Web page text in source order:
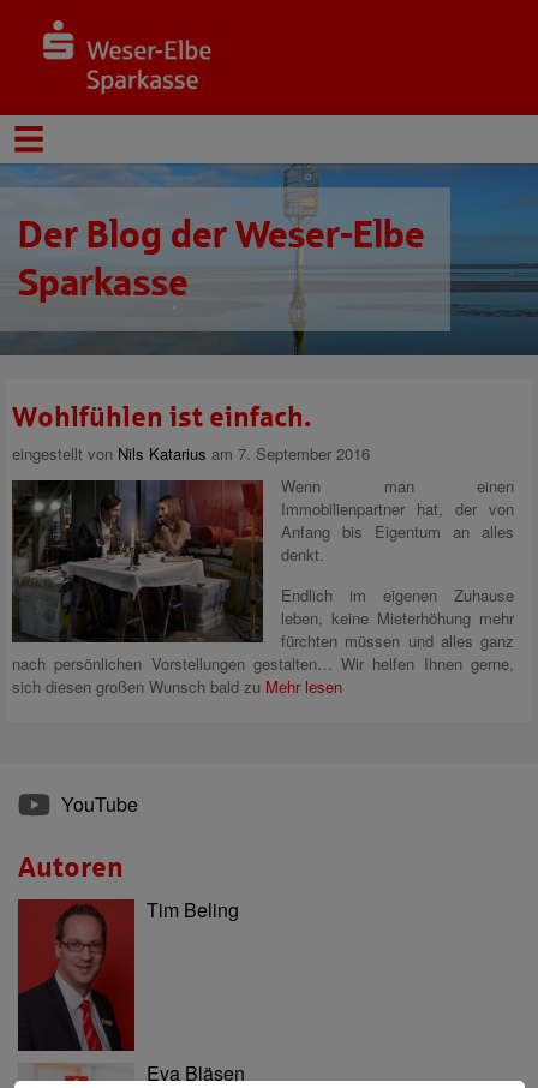
Der Blog der Weser-Elbe
Sparkasse
Wohlfühlen ist einfach.
eingestellt von Nils Katarius am 7. September 2016
Wenn man einen
Immobilienpartner hat, der von
Anfang bis Eigentum an alles
denkt.
Endlich im eigenen Zuhause
leben, keine Mieterhöhung mehr
fürchten müssen und alles ganz
nach persönlichen Vorstellungen gestalten… Wir helfen Ihnen gerne,
sich diesen großen Wunsch bald zu Mehr lesen
YouTube
Autoren
Tim Beling
Eva Bläsen